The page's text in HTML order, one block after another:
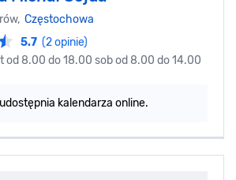
Częstochowa
5.7 (2 opinie)
od 8.00 do 18.00 sob od 8.00 do 14.00
kalendarza online.